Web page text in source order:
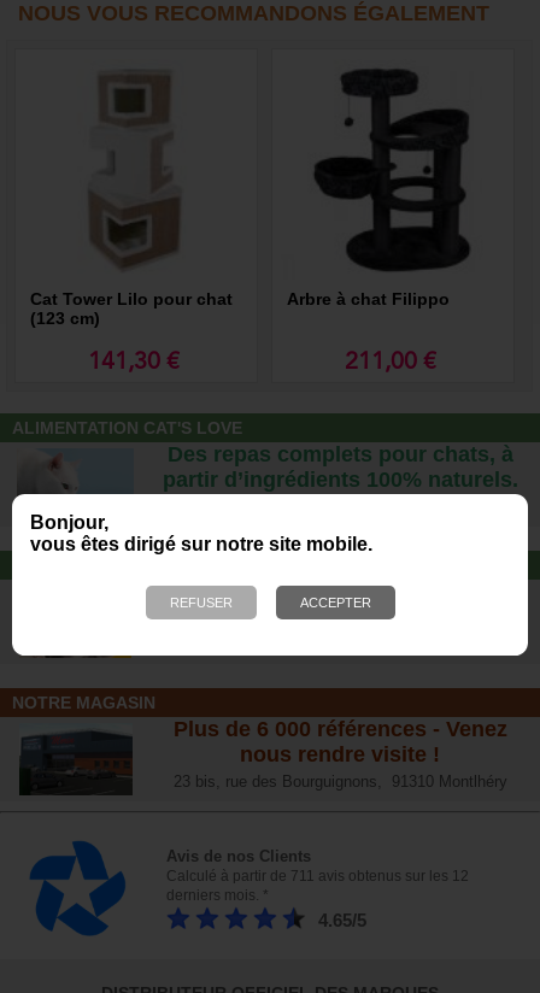
Bonjour,
vous êtes dirigé sur notre site mobile.
NOUS VOUS RECOMMANDONS ÉGALEMENT
Cat Tower Lilo pour chat
(123 cm)
141,30 €
Arbre à chat Filippo
211,00 €
ALIMENTATION CAT'S LOVE
Des repas complets pour chats, à
partir d’ingrédients 100% naturels.
Offrez-lui un jouet pour des heures
de plaisirs !
NOTRE MAGASIN
Plus de 6 000 références - Venez
nous rendre visite !
23 bis, rue des Bourguignons, 91310 Montlhéry
Avis de nos Clients
Calculé à partir de 711 avis obtenus sur les 12
derniers mois. *
4.65/5